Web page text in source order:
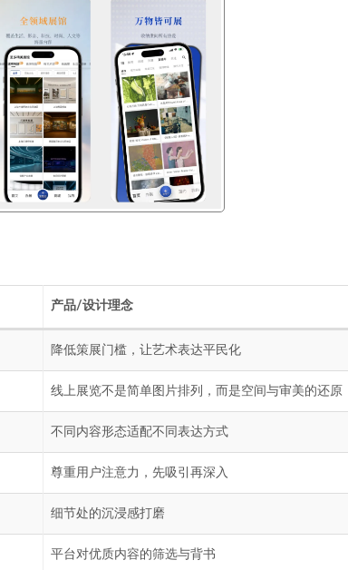
产品/设计理念
降低策展门槛，让艺术表达平民化
线上展览不是简单图片排列，而是空间与审美的还原
不同内容形态适配不同表达方式
尊重用户注意力，先吸引再深入
细节处的沉浸感打磨
平台对优质内容的筛选与背书